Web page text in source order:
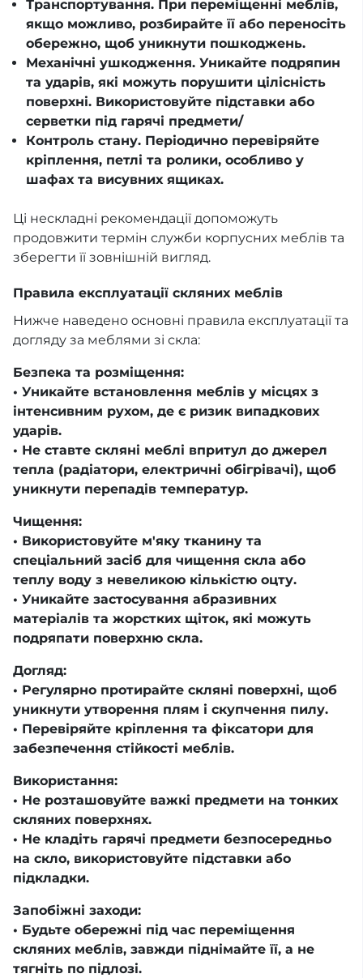
Транспортування. При переміщенні меблів,
якщо можливо, розбирайте її або переносіть
обережно, щоб уникнути пошкоджень.
Механічні ушкодження. Уникайте подряпин
та ударів, які можуть порушити цілісність
поверхні. Використовуйте підставки або
серветки під гарячі предмети/
Контроль стану. Періодично перевіряйте
кріплення, петлі та ролики, особливо у
шафах та висувних ящиках.
Ці нескладні рекомендації допоможуть
продовжити термін служби корпусних меблів та
зберегти її зовнішній вигляд.
Правила експлуатації скляних меблів
Нижче наведено основні правила експлуатації та
догляду за меблями зі скла:
Безпека та розміщення:
• Уникайте встановлення меблів у місцях з
інтенсивним рухом, де є ризик випадкових
ударів.
• Не ставте скляні меблі впритул до джерел
тепла (радіатори, електричні обігрівачі), щоб
уникнути перепадів температур.
Чищення:
• Використовуйте м'яку тканину та
спеціальний засіб для чищення скла або
теплу воду з невеликою кількістю оцту.
• Уникайте застосування абразивних
матеріалів та жорстких щіток, які можуть
подряпати поверхню скла.
Догляд:
• Регулярно протирайте скляні поверхні, щоб
уникнути утворення плям і скупчення пилу.
• Перевіряйте кріплення та фіксатори для
забезпечення стійкості меблів.
Використання:
• Не розташовуйте важкі предмети на тонких
скляних поверхнях.
• Не кладіть гарячі предмети безпосередньо
на скло, використовуйте підставки або
підкладки.
Запобіжні заходи:
• Будьте обережні під час переміщення
скляних меблів, завжди піднімайте її, а не
тягніть по підлозі.